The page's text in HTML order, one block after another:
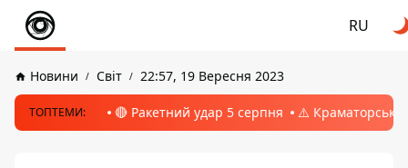
RU
Новини Світ 22:57, 19 Вересня 2023
ТОПТЕМИ: 🔴 Ракетний удар 5 серпня ⚠️ Краматорськ,